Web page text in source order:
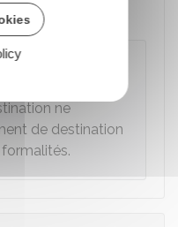
à
ne
de destination